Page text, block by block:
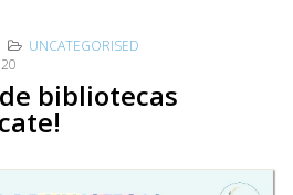
UNCATEGORISED
bibliotecas